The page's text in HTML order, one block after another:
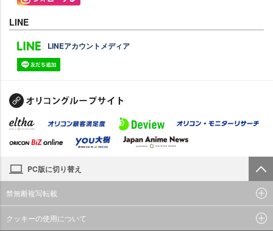
LINE
LINEアカウントメディア
PC版に切り替え
禁無断複写転載
クッキーの使用について